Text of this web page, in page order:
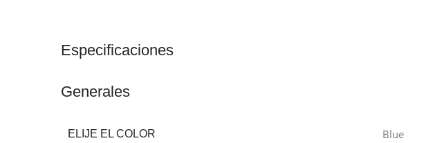
Especificaciones
Generales
ELIJE EL COLOR Blue